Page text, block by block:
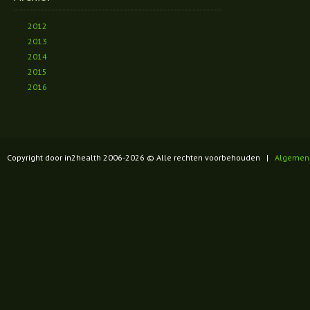
2012
2013
2014
2015
2016
Copyright door in2health 2006-2026 © Alle rechten voorbehouden |